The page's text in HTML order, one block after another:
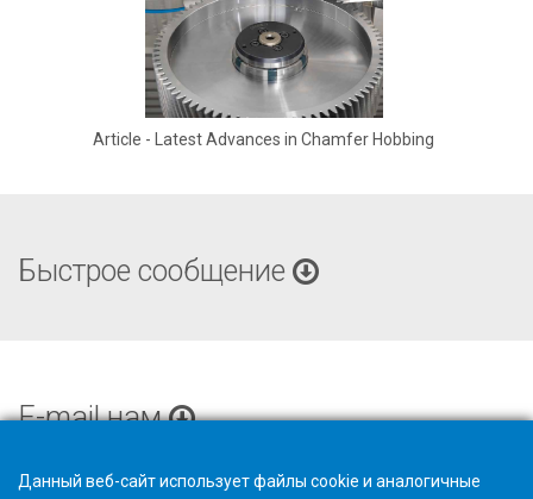
Article - Latest Advances in Chamfer Hobbing
Быстрое сообщение
E-mail нам
Данный веб-сайт использует файлы cookie и аналогичные